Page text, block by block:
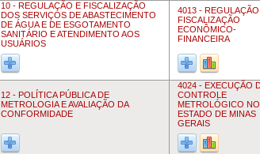
10 - REGULAÇÃO E FISCALIZAÇÃO
DOS SERVIÇOS DE ABASTECIMENTO
DE ÁGUA E DE ESGOTAMENTO
SANITÁRIO E ATENDIMENTO AOS
USUÁRIOS
4013 -
FISCALIZAÇÃO
ECONÔMICO-
FINANCEIRA
12 - POLÍTICA PÚBLICA DE
METROLOGIA E AVALIAÇÃO DA
CONFORMIDADE
4024 - EXECUÇÃO
CONTROLE
METROLÓGICO NO
ESTADO DE MINAS
GERAIS